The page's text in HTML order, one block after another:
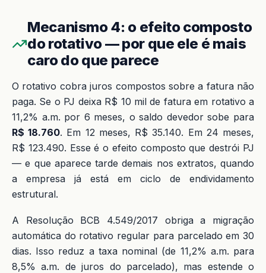
Mecanismo 4: o efeito composto
do rotativo — por que ele é mais
caro do que parece
O rotativo cobra juros compostos sobre a fatura não
paga. Se o PJ deixa R$ 10 mil de fatura em rotativo a
11,2% a.m. por 6 meses, o saldo devedor sobe para
R$ 18.760. Em 12 meses, R$ 35.140. Em 24 meses,
R$ 123.490. Esse é o efeito composto que destrói PJ
— e que aparece tarde demais nos extratos, quando
a empresa já está em ciclo de endividamento
estrutural.
A Resolução BCB 4.549/2017 obriga a migração
automática do rotativo regular para parcelado em 30
dias. Isso reduz a taxa nominal (de 11,2% a.m. para
8,5% a.m. de juros do parcelado), mas estende o